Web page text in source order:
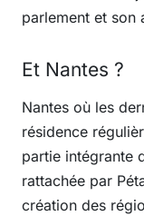
parlement et son
Et Nantes ?
Nantes où les
résidence
partie intégrante
rattachée par
création des